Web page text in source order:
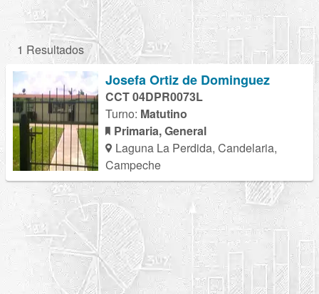
1 Resultados
Josefa Ortiz de Dominguez
CCT 04DPR0073L
Turno: Matutino
Primaria, General
Laguna La Perdida, Candelaria,
Campeche